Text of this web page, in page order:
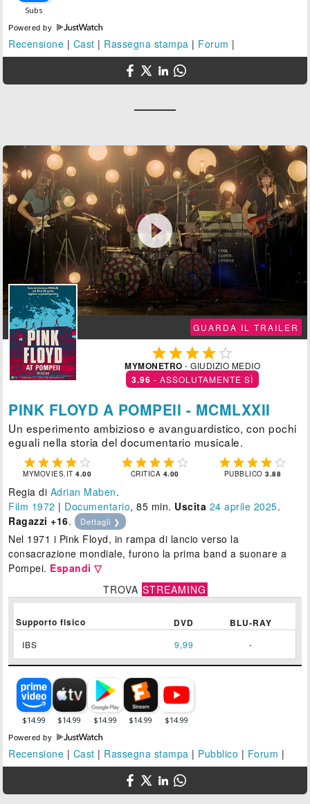
Powered by
Recensione | Cast | Rassegna stampa | Forum |

GUARDA IL TRAILER
 
MYMONETRO - GIUDIZIO MEDIO
3.96 - ASSOLUTAMENTE SÌ
PINK FLOYD A POMPEII - MCMLXXII
Un esperimento ambizioso e avanguardistico, con pochi
eguali nella storia del documentario musicale.
    
MYMOVIES.IT4.00
    
CRITICA 4.00
    
PUBBLICO3.88
Regia di Adrian Maben.
Film 1972 | Documentario, 85 min. Uscita 24 aprile 2025.
Ragazzi +16. Dettagli ❯
Nel 1971 i Pink Floyd, in rampa di lancio verso la
consacrazione mondiale, furono la prima band a suonare a
Pompei. Espandi ▽
TROVA STREAMING
Supporto fisico DVD BLU-RAY
IBS 9,99 -
Powered by
Recensione | Cast | Rassegna stampa | Pubblico | Forum |